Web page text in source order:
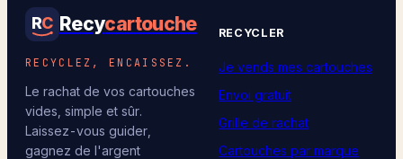
RC Recycartouche
RECYCLEZ, ENCAISSEZ.
Le rachat de vos cartouches
vides, simple et sûr.
Laissez-vous guider,
gagnez de l'argent
RECYCLER
Je vends mes cartouches
Envoi gratuit
Grille de rachat
Cartouches par marque